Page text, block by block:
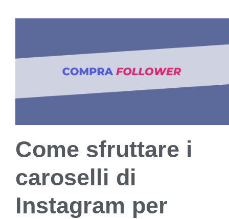
Come sfruttare i
caroselli di
Instagram per